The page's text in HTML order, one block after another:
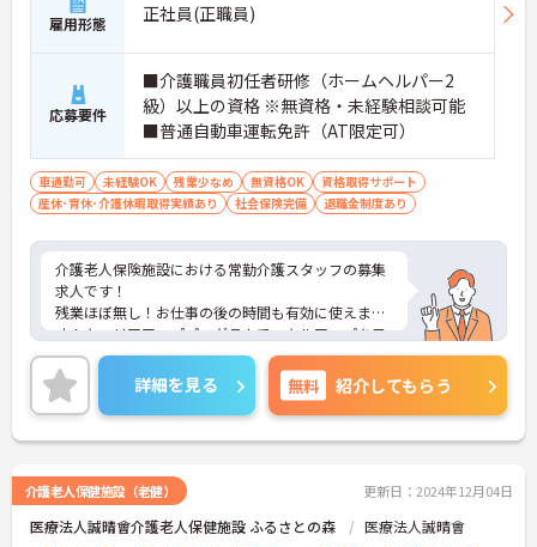
雇用形態 正社員(正職員)
応募要件
■介護職員初任者研修（ホームヘルパー2
級）以上の資格 ※無資格・未経験相談可能
■普通自動車運転免許（AT限定可）
車通勤可 未経験OK 残業少なめ 無資格OK
資格取得サポート
産休･育休･介護休暇取得実績あり
社会保険完備 退職金制度あり
介護老人保険施設における常勤介護スタッフの募集
求人です！
残業ほぼ無し！お仕事の後の時間も有効に使えま
す！キャリアアッププログラムでスキルアップを目
指せます！
ご興味ある方には、面接のポイントなど、さらに詳
細をお話致しますのでお気軽にご相談ください。
詳細を見る 無料 紹介してもらう
介護老人保健施設（老健） 更新日：2024年12月04日
医療法人誠晴會介護老人保健施設 ふるさとの森 医療法人誠晴會